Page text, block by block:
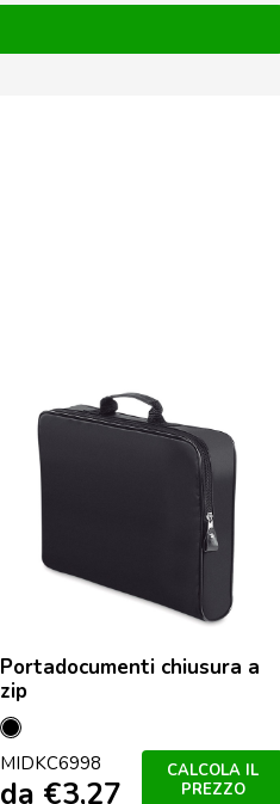
Portadocumenti chiusura a
zip
Nero
MIDKC6998
da €3,27
CALCOLA IL
PREZZO